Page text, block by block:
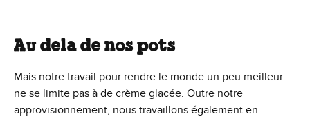
Au dela de nos pots
Mais notre travail pour rendre le monde un peu meilleur
ne se limite pas à de crème glacée. Outre notre
approvisionnement, nous travaillons également en